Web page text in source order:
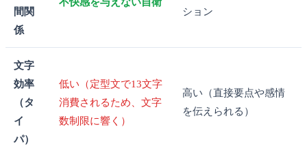
間関
係
ション
文字
効率
（タ
イ
パ）
低い（定型文で13文字
消費されるため、文字
数制限に響く）
高い（直接要点や感情
を伝えられる）